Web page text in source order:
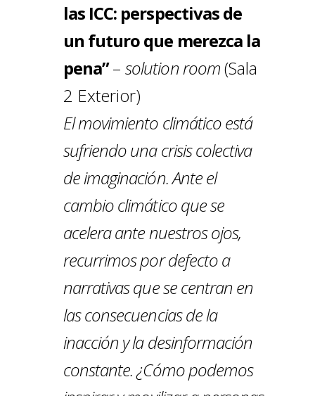
las ICC: perspectivas de
un futuro que merezca la
pena”–solution room(Sala
2 Exterior)
El movimiento climático está
sufriendo una crisis colectiva
de imaginación. Ante el
cambio climático que se
acelera ante nuestros ojos,
recurrimos por defecto a
narrativas que se centran en
las consecuencias de la
inacción y la desinformación
constante. ¿Cómo podemos